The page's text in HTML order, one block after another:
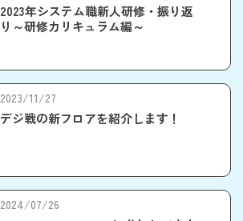
2023年システム職新人研修・振り返
り～研修カリキュラム編～
2023/11/27
デジ戦の新フロアを紹介します！
2024/07/26